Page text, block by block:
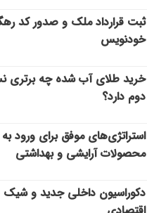
ثبت قرارداد ملک و صدور کد
خودنویس
خرید طلای آب شده چه برتری
دوم دارد؟
استراتژی‌های موفق برای ورود به
محصولات آرایشی و بهداشتی
دکوراسیون داخلی جدید و شیک